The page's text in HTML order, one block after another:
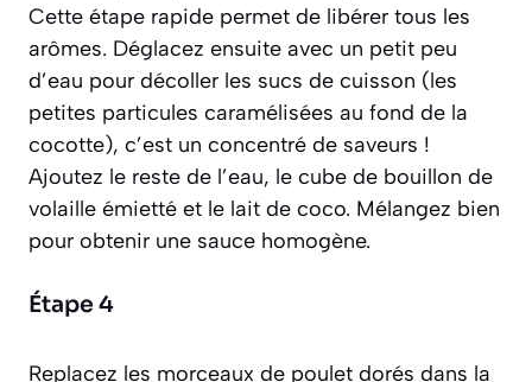
Cette étape rapide permet de libérer tous les
arômes. Déglacez ensuite avec un petit peu
d’eau pour décoller les sucs de cuisson (les
petites particules caramélisées au fond de la
cocotte), c’est un concentré de saveurs !
Ajoutez le reste de l’eau, le cube de bouillon de
volaille émietté et le lait de coco. Mélangez bien
pour obtenir une sauce homogène.
Étape 4
Replacez les morceaux de poulet dorés dans la